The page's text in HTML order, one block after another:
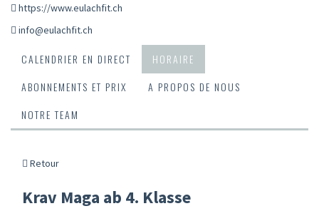
https://www.eulachfit.ch
info@eulachfit.ch
CALENDRIER EN DIRECT
HORAIRE
ABONNEMENTS ET PRIX
A PROPOS DE NOUS
NOTRE TEAM
Retour
Krav Maga ab 4. Klasse